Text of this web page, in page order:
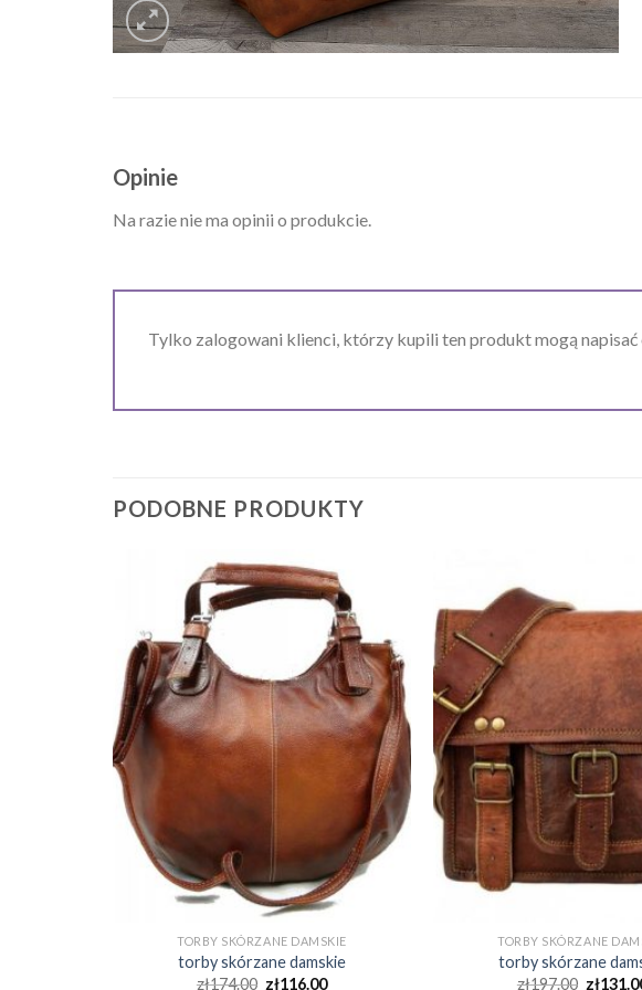
Opinie
Na razie nie ma opinii o produkcie.
Tylko zalogowani klienci, którzy kupili ten produkt mogą napisać
PODOBNE PRODUKTY
TORBY SKÓRZANE DAMSKIE
torby skórzane damskie
zł174.00 zł116.00
TORBY SKÓRZANE
torby skórzane
zł197.00 zł